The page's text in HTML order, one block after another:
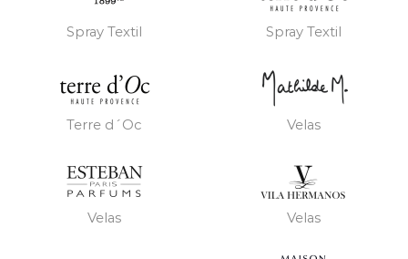
Spray Textil Spray Textil
Terre d´Oc Velas
Velas Velas